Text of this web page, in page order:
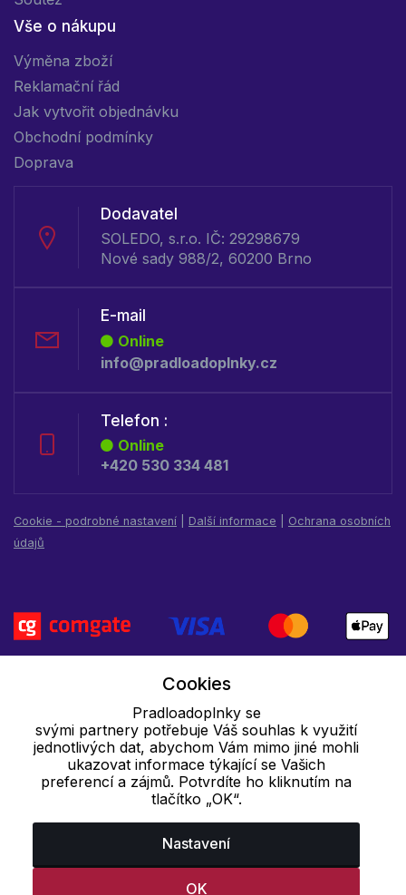
Vše o nákupu
Výměna zboží
Reklamační řád
Jak vytvořit objednávku
Obchodní podmínky
Doprava
Dodavatel
SOLEDO, s.r.o. IČ: 29298679
Nové sady 988/2, 60200 Brno
E-mail
Online
info@pradloadoplnky.cz
Telefon :
Online
+420 530 334 481
Cookie - podrobné nastavení Další informace
Ochrana osobních
údajů
Cookies
Pradloadoplnky se
svými partnery potřebuje Váš souhlas k využití
jednotlivých dat, abychom Vám mimo jiné mohli
ukazovat informace týkající se Vašich
preferencí a zájmů. Potvrdíte ho kliknutím na
tlačítko „OK“.
Nastavení
OK